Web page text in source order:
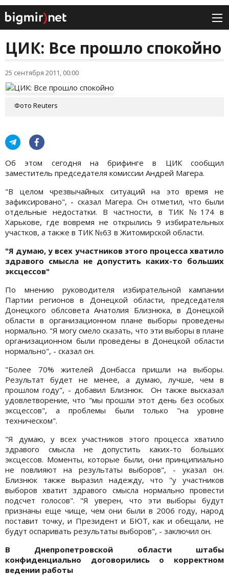
ЦИК: Все прошло спокойно
25 сентября 2011, 00:00
Фото Reuters
Об этом сегодня на брифинге в ЦИК сообщил
заместитель председателя комиссии Андрей Магера.
"В целом чрезвычайных ситуаций на это время не
зафиксировано", - сказал Магера. Он отметил, что были
отдельные недостатки. В частности, в ТИК №174 в
Харькове, где вовремя не открылись 9 избирательных
участков, а также в ТИК №63 в Житомирской области.
"Я думаю, у всех участников этого процесса хватило
здравого смысла не допустить каких-то больших
эксцессов"
По мнению руководителя избирательной кампании
Партии регионов в Донецкой области, председателя
Донецкого облсовета Анатолия Близнюка, в Донецкой
области в организационном плане выборы проведены
нормально. "Я могу смело сказать, что эти выборы в плане
организационном были проведены в Донецкой области
нормально", - сказал он.
"Более 70% жителей Донбасса пришли на выборы.
Результат будет не менее, а думаю, лучше, чем в
прошлом году", - добавил Близнюк. Он также высказал
удовлетворение, что "мы прошли этот день без особых
эксцессов", а проблемы были только "на уровне
техническом".
"Я думаю, у всех участников этого процесса хватило
здравого смысла не допустить каких-то больших
эксцессов. Моменты, которые были, они принципиально
не повлияют на результаты выборов", - указал он.
Близнюк также выразил надежду, что "у участников
выборов хватит здравого смысла нормально провести
подсчет голосов". "Я уверен, что эти выборы будут
признаны еще чище, чем они были в 2006 году, народ
поставит точку, и Президент и БЮТ, как и обещали, не
будут оспаривать результаты выборов", - заключил он.
В Днепропетровской области штабы
конфиденциально договорились о корректном
ведении работы